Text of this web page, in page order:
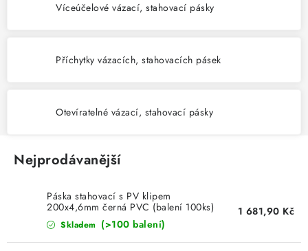
OSVĚTLENÍ
Otevírací doba výdejny
Obchodní podmínky
Víceúčelové vázací, stahovací pásky
Příchytky vázacích, stahovacích pásek
Otevíratelné vázací, stahovací pásky
Nejprodávanější
Páska stahovací s PV klipem
200x4,6mm černá PVC (balení 100ks)
UV stabilní Cimco 181825
Skladem (>100 balení)
1 681,90 Kč